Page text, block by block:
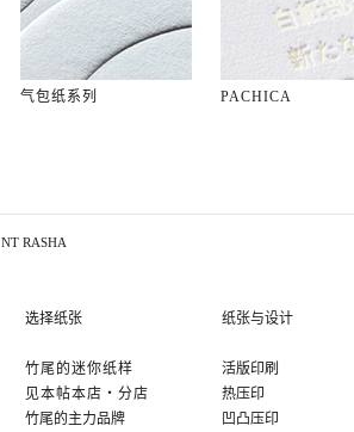
气包纸系列 PACHICA
NT RASHA
选择纸张
竹尾的迷你纸样
见本帖本店 ・ 分店
竹尾的主力品牌
纸张与设计
活版印刷
热压印
凹凸压印